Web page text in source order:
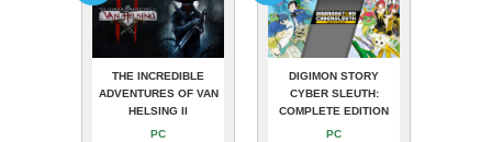
THE INCREDIBLE
ADVENTURES OF VAN
HELSING II
PC
DIGIMON STORY
CYBER SLEUTH:
COMPLETE EDITION
PC